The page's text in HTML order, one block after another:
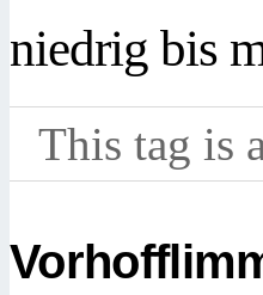
niedrig bis
This tag is